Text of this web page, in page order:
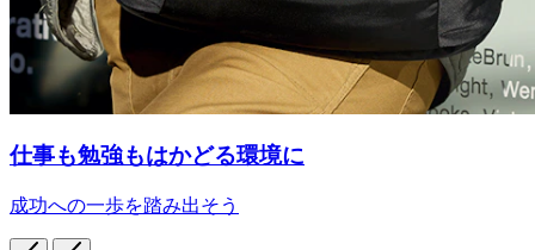
仕事も勉強もはかどる環境に
成功への一歩を踏み出そう